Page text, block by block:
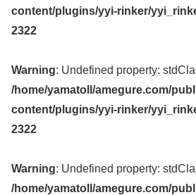
content/plugins/yyi-rinker/
2322
Warning: Undefined property:
/home/yamatoll/amegure.com/
content/plugins/yyi-rinker/
2322
Warning: Undefined property:
/home/yamatoll/amegure.com/